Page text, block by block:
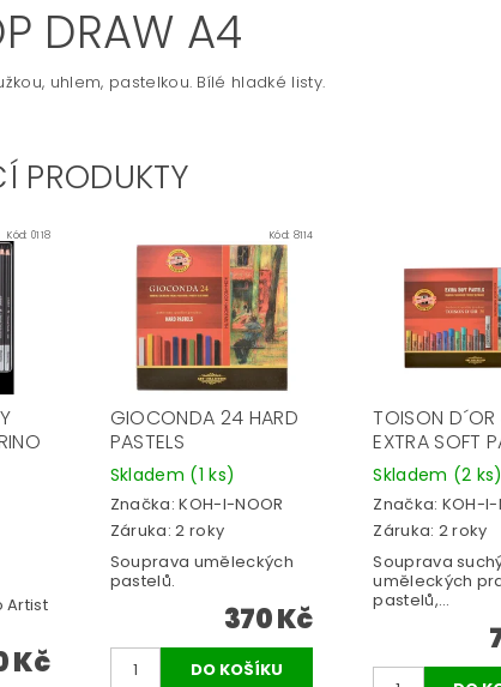
DRAW A4
uhlem, pastelkou. Bílé hladké listy.
PRODUKTY
Kód:0118
Artist
Kč
Kód: 8114
GIOCONDA 24 HARD
PASTELS
Skladem (1 ks)
Značka:KOH-I-NOOR
Záruka: 2 roky
Souprava uměleckých
pastelů.
370 Kč
TOISON
EXTRA SOFT
Skladem (2 ks)
Značka: KOH-I-
Záruka: 2 roky
Souprava
uměleckých
pastelů,...